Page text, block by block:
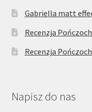
Gabriella matt
Recenzja
Recenzja
Napisz do nas